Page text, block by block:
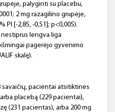
palyginti su placebu,
2 mg razagilino grupėje,
PI [-2,85, -0,51]; p<0,005).
lengva liga
pagerėjo gyvenimo
skalę).
savaičių, pacientai atsitiktinės
placebą (229 pacientai),
(231 pacientas), arba 200 mg